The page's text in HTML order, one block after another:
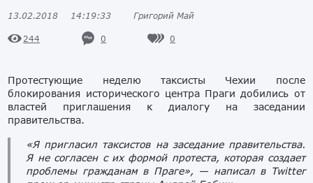
13.02.2018 14:19:33 Григорий Май
244 0 0
Протестующие неделю таксисты Чехии после
блокирования исторического центра Праги добились от
властей приглашения к диалогу на заседании
правительства.
«Я пригласил таксистов на заседание правительства.
Я не согласен с их формой протеста, которая создает
проблемы гражданам в Праге», — написал в Twitter